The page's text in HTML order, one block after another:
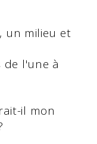
un milieu et
de l'une à
il mon